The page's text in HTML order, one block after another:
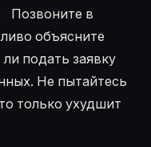
Позвоните в
объясните
подать заявку
Не пытайтесь
только ухудшит